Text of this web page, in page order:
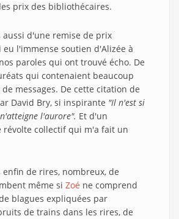
prix des bibliothécaires.
aussi d'une remise de prix
eu l'immense soutien d'Alizée à
paroles qui ont trouvé écho. De
qui contenaient beaucoup
messages. De cette citation de
David Bry, si inspirante "Il n'est si
l'aurore". Et d'un
révolte collectif qui m'a fait un
enfin de rires, nombreux, de
même si Zoé ne comprend
blagues expliquées par
de trains dans les rires, de